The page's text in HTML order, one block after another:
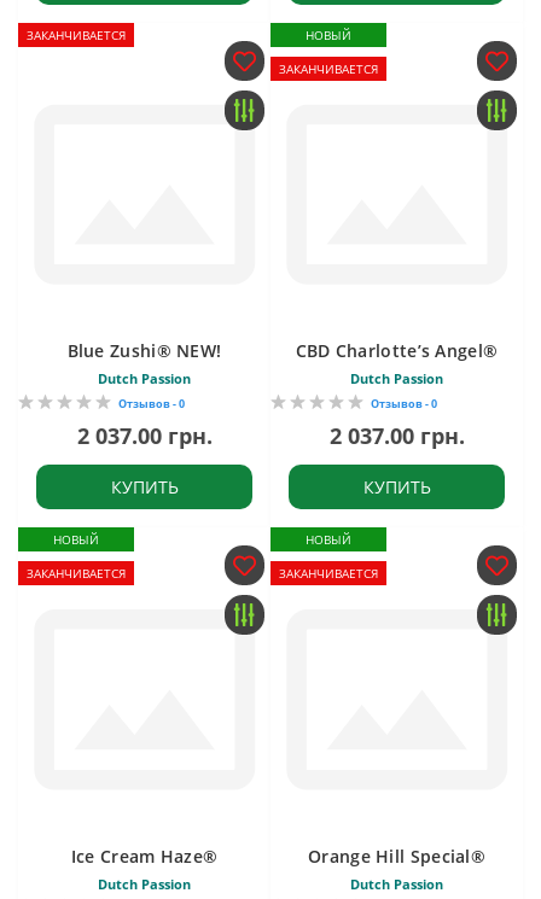
ЗАКАНЧИВАЕТСЯ
Blue Zushi® NEW!
Dutch Passion
Отзывов - 0
2 037.00 грн.
КУПИТЬ
НОВЫЙ
ЗАКАНЧИВАЕТСЯ
CBD Charlotte’s Angel®
Dutch Passion
Отзывов - 0
2 037.00 грн.
КУПИТЬ
НОВЫЙ
ЗАКАНЧИВАЕТСЯ
Ice Cream Haze®
Dutch Passion
НОВЫЙ
ЗАКАНЧИВАЕТСЯ
Orange Hill Special®
Dutch Passion